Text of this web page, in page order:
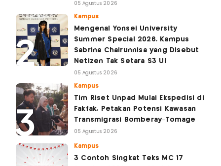
05 Agustus 2026
Kampus
Mengenal Yonsei University
Summer Special 2026, Kampus
Sabrina Chairunnisa yang Disebut
Netizen Tak Setara S3 UI
05 Agustus 2026
Kampus
Tim Riset Unpad Mulai Ekspedisi di
Fakfak, Petakan Potensi Kawasan
Transmigrasi Bomberay–Tomage
05 Agustus 2026
Kampus
3 Contoh Singkat Teks MC 17